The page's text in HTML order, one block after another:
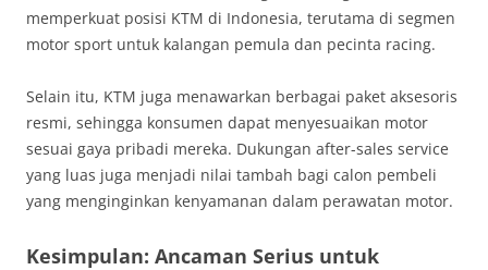
memperkuat posisi KTM di Indonesia, terutama di segmen
motor sport untuk kalangan pemula dan pecinta racing.
Selain itu, KTM juga menawarkan berbagai paket aksesoris
resmi, sehingga konsumen dapat menyesuaikan motor
sesuai gaya pribadi mereka. Dukungan after-sales service
yang luas juga menjadi nilai tambah bagi calon pembeli
yang menginginkan kenyamanan dalam perawatan motor.
Kesimpulan: Ancaman Serius untuk